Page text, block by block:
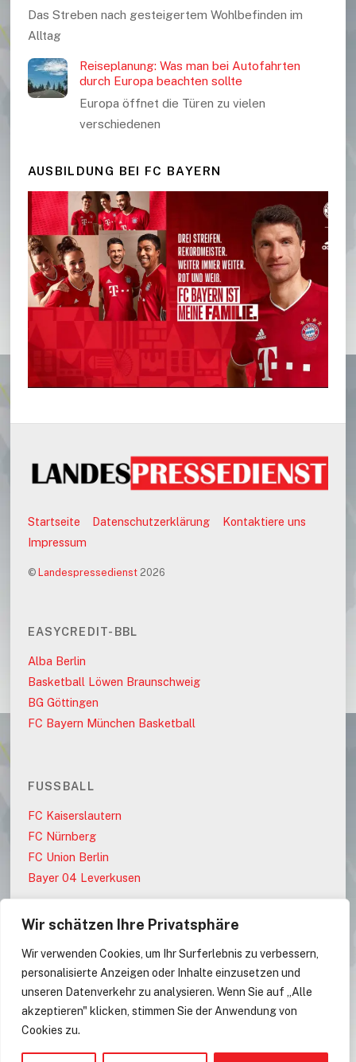
Wir schätzen Ihre Privatsphäre
Wir verwenden Cookies, um Ihr Surferlebnis zu verbessern,
personalisierte Anzeigen oder Inhalte einzusetzen und
unseren Datenverkehr zu analysieren. Wenn Sie auf „Alle
akzeptieren" klicken, stimmen Sie der Anwendung von
Cookies zu.
Das Streben nach gesteigertem Wohlbefinden im
Alltag
Reiseplanung: Was man bei Autofahrten
durch Europa beachten sollte
Europa öffnet die Türen zu vielen
verschiedenen
AUSBILDUNG BEI FC BAYERN
Startseite Datenschutzerklärung
Kontaktiere uns
Impressum
© Landespressedienst2026
EASYCREDIT-BBL
Alba Berlin
Basketball Löwen Braunschweig
BG Göttingen
FC Bayern München Basketball
FUSSBALL
FC Kaiserslautern
FC Nürnberg
FC Union Berlin
Bayer 04 Leverkusen
AfD
CDU
CDU/CSU
CSU